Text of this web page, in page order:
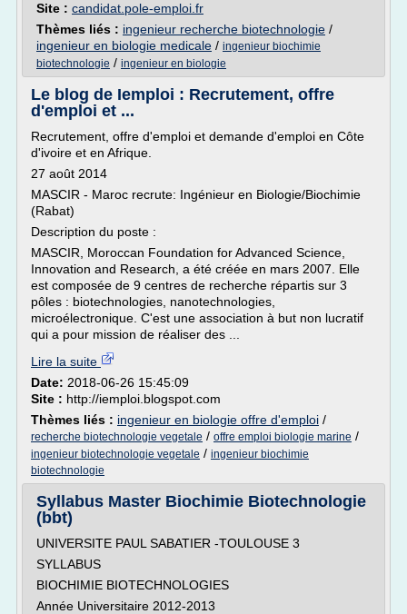
Site : candidat.pole-emploi.fr
Thèmes liés : ingenieur recherche biotechnologie /
ingenieur en biologie medicale / ingenieur biochimie
biotechnologie / ingenieur en biologie
Le blog de Iemploi : Recrutement, offre
d'emploi et ...
Recrutement, offre d'emploi et demande d'emploi en Côte
d'ivoire et en Afrique.
27 août 2014
MASCIR - Maroc recrute: Ingénieur en Biologie/Biochimie
(Rabat)
Description du poste :
MASCIR, Moroccan Foundation for Advanced Science,
Innovation and Research, a été créée en mars 2007. Elle
est composée de 9 centres de recherche répartis sur 3
pôles : biotechnologies, nanotechnologies,
microélectronique. C'est une association à but non lucratif
qui a pour mission de réaliser des ...
Lire la suite
Date: 2018-06-26 15:45:09
Site : http://iemploi.blogspot.com
Thèmes liés : ingenieur en biologie offre d'emploi /
recherche biotechnologie vegetale / offre emploi biologie marine /
ingenieur biotechnologie vegetale / ingenieur biochimie
biotechnologie
Syllabus Master Biochimie Biotechnologie
(bbt)
UNIVERSITE PAUL SABATIER -TOULOUSE 3
SYLLABUS
BIOCHIMIE BIOTECHNOLOGIES
Année Universitaire 2012-2013